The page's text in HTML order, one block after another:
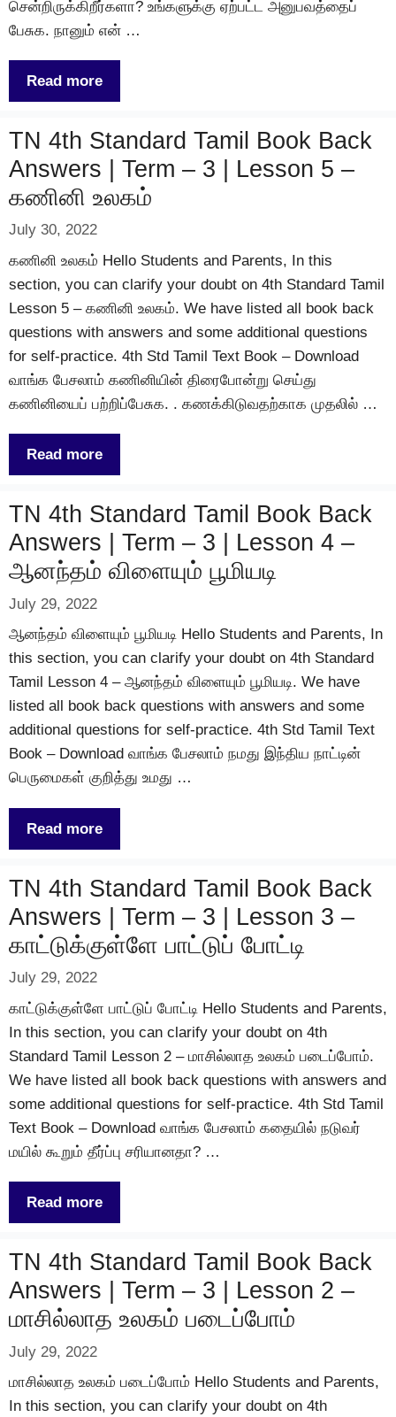
சென்றிருக்கிறீர்களா? உங்களுக்கு ஏற்பட்ட அனுபவத்தைப்
பேசுக. நானும் என் …
Read more
TN 4th Standard Tamil Book Back
Answers | Term – 3 | Lesson 5 –
கணினி உலகம்
July 30, 2022
கணினி உலகம் Hello Students and Parents, In this
section, you can clarify your doubt on 4th Standard Tamil
Lesson 5 – கணினி உலகம். We have listed all book back
questions with answers and some additional questions
for self-practice. 4th Std Tamil Text Book – Download
வாங்க பேசலாம் கணினியின் திரைபோன்று செய்து
கணினியைப் பற்றிப்பேசுக. . கணக்கிடுவதற்காக முதலில் …
Read more
TN 4th Standard Tamil Book Back
Answers | Term – 3 | Lesson 4 –
ஆனந்தம் விளையும் பூமியடி
July 29, 2022
ஆனந்தம் விளையும் பூமியடி Hello Students and Parents, In
this section, you can clarify your doubt on 4th Standard
Tamil Lesson 4 – ஆனந்தம் விளையும் பூமியடி. We have
listed all book back questions with answers and some
additional questions for self-practice. 4th Std Tamil Text
Book – Download வாங்க பேசலாம் நமது இந்திய நாட்டின்
பெருமைகள் குறித்து உமது …
Read more
TN 4th Standard Tamil Book Back
Answers | Term – 3 | Lesson 3 –
காட்டுக்குள்ளே பாட்டுப் போட்டி
July 29, 2022
காட்டுக்குள்ளே பாட்டுப் போட்டி Hello Students and Parents,
In this section, you can clarify your doubt on 4th
Standard Tamil Lesson 2 – மாசில்லாத உலகம் படைப்போம்.
We have listed all book back questions with answers and
some additional questions for self-practice. 4th Std Tamil
Text Book – Download வாங்க பேசலாம் கதையில் நடுவர்
மயில் கூறும் தீர்ப்பு சரியானதா? …
Read more
TN 4th Standard Tamil Book Back
Answers | Term – 3 | Lesson 2 –
மாசில்லாத உலகம் படைப்போம்
July 29, 2022
மாசில்லாத உலகம் படைப்போம் Hello Students and Parents,
In this section, you can clarify your doubt on 4th